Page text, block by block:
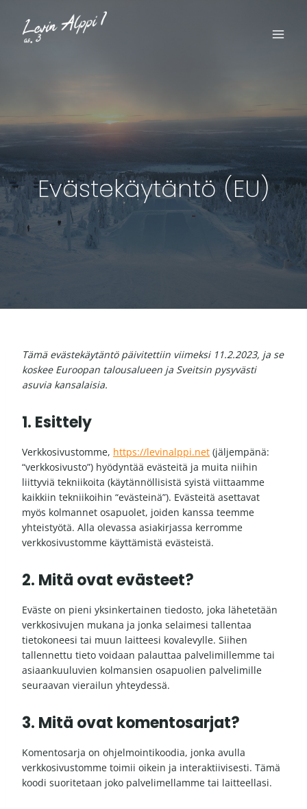
sisältöön
Evästekäytäntö (EU)
Tämä evästekäytäntö päivitettiin viimeksi 11.2.2023, ja se
koskee Euroopan talousalueen ja Sveitsin pysyvästi
asuvia kansalaisia.
1. Esittely
Verkkosivustomme, https://levinalppi.net (jäljempänä:
“verkkosivusto”) hyödyntää evästeitä ja muita niihin
liittyviä tekniikoita (käytännöllisistä syistä viittaamme
kaikkiin tekniikoihin “evästeinä”). Evästeitä asettavat
myös kolmannet osapuolet, joiden kanssa teemme
yhteistyötä. Alla olevassa asiakirjassa kerromme
verkkosivustomme käyttämistä evästeistä.
2. Mitä ovat evästeet?
Eväste on pieni yksinkertainen tiedosto, joka lähetetään
verkkosivujen mukana ja jonka selaimesi tallentaa
tietokoneesi tai muun laitteesi kovalevylle. Siihen
tallennettu tieto voidaan palauttaa palvelimillemme tai
asiaankuuluvien kolmansien osapuolien palvelimille
seuraavan vierailun yhteydessä.
3. Mitä ovat komentosarjat?
Komentosarja on ohjelmointikoodia, jonka avulla
verkkosivustomme toimii oikein ja interaktiivisesti. Tämä
koodi suoritetaan joko palvelimellamme tai laitteellasi.